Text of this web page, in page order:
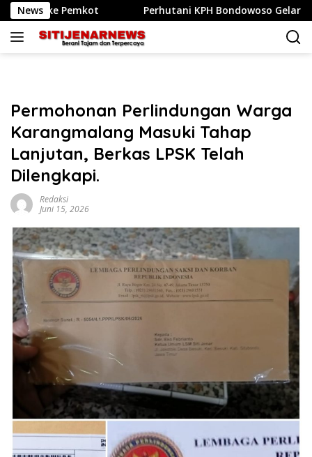
Langsung
ke
konten
News Perhutani KPH Bondowoso Gelar Apel Siaga dan
Permohonan Perlindungan Warga
Karangmalang Masuki Tahap
Lanjutan, Berkas LPSK Telah
Dilengkapi.
Redaksi
Juni 15, 2026